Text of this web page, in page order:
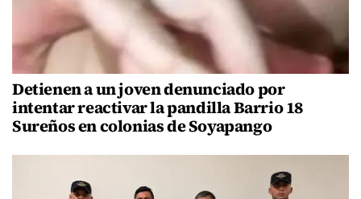
Detienen a un joven denunciado por
intentar reactivar la pandilla Barrio 18
Sureños en colonias de Soyapango